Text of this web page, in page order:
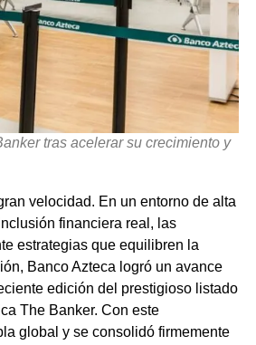
tras acelerar su crecimiento y
velocidad. En un entorno de alta
financiera real, las
estrategias que equilibren la
Banco Azteca logró un avance
edición del prestigioso listado
The Banker. Con este
global y se consolidó firmemente